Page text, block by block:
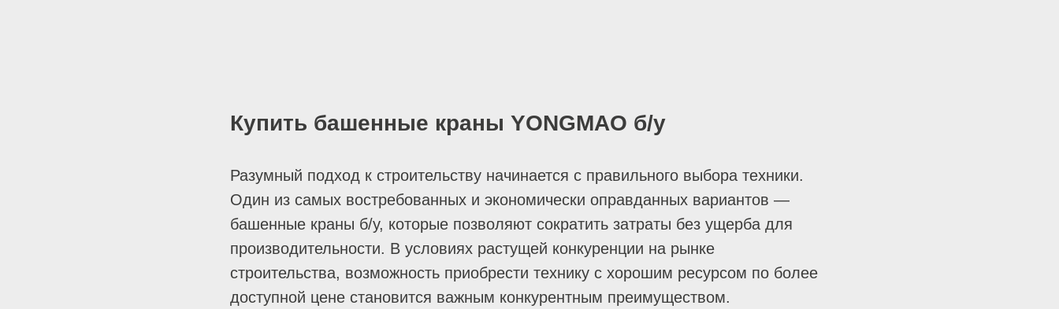
Купить башенные краны YONGMAO б/у
Разумный подход к строительству начинается с правильного выбора техники.
Один из самых востребованных и экономически оправданных вариантов —
башенные краны б/у, которые позволяют сократить затраты без ущерба для
производительности. В условиях растущей конкуренции на рынке
строительства, возможность приобрести технику с хорошим ресурсом по более
доступной цене становится важным конкурентным преимуществом.